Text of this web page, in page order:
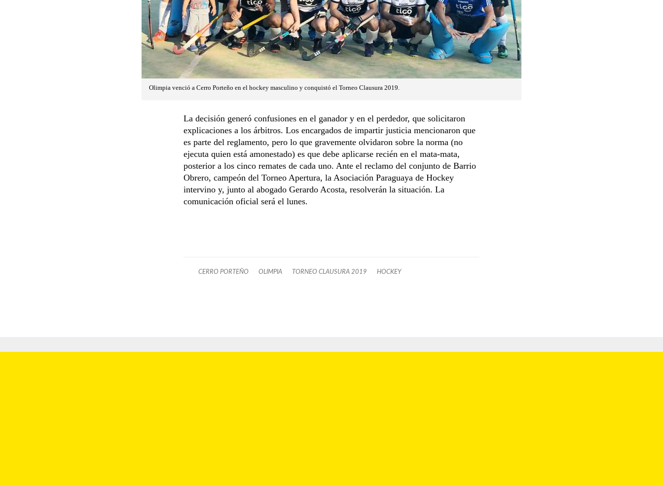
Olimpia venció a Cerro Porteño en el hockey masculino y conquistó el Torneo Clausura 2019.
La decisión generó confusiones en el ganador y en el perdedor, que solicitaron
explicaciones a los árbitros. Los encargados de impartir justicia mencionaron que
es parte del reglamento, pero lo que gravemente olvidaron sobre la norma (no
ejecuta quien está amonestado) es que debe aplicarse recién en el mata-mata,
posterior a los cinco remates de cada uno. Ante el reclamo del conjunto de Barrio
Obrero, campeón del Torneo Apertura, la Asociación Paraguaya de Hockey
intervino y, junto al abogado Gerardo Acosta, resolverán la situación. La
comunicación oficial será el lunes.
CERRO PORTEÑO OLIMPIA TORNEO CLAUSURA 2019 HOCKEY